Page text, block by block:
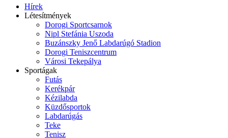
Hírek
Létesítmények
Dorogi Sportcsarnok
Nipl Stefánia Uszoda
Buzánszky Jenő Labdarúgó Stadion
Dorogi Teniszcentrum
Városi Tekepálya
Sportágak
Futás
Kerékpár
Kézilabda
Küzdősportok
Labdarúgás
Teke
Tenisz